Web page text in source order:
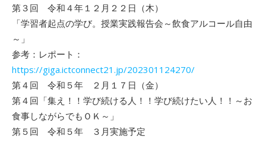
第３回 令和４年１２月２２日（木）
「学習者起点の学び。授業実践報告会～飲食アルコール自由
～」
参考：レポート：
https://giga.ictconnect21.jp/202301124270/
第４回 令和５年 ２月１７日（金）
第４回「集え！！学び続ける人！！学び続けたい人！！～お
食事しながらでもＯＫ～」
第５回 令和５年 ３月実施予定